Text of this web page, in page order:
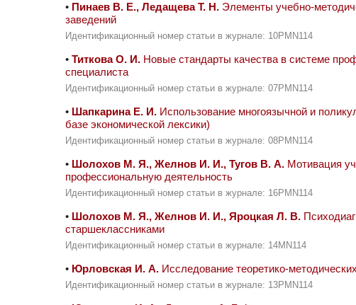
• Пинаев В. Е., Ледащева Т. Н. Элементы учебно-
заведений
Идентификационный номер статьи в журнале: 10PMN114
• Титкова О. И. Новые стандарты качества в системе
специалиста
Идентификационный номер статьи в журнале: 07PMN114
• Шапкарина Е. И. Использование многоязычной и
базе экономической лексики)
Идентификационный номер статьи в журнале: 08PMN114
• Шолохов М. Я., Желнов И. И., Тугов В. А. Мотивация
профессиональную деятельность
Идентификационный номер статьи в журнале: 16PMN114
• Шолохов М. Я., Желнов И. И., Яроцкая Л. В.
старшеклассниками
Идентификационный номер статьи в журнале: 14MN114
• Юрловская И. А. Исследование теоретико-
Идентификационный номер статьи в журнале: 13PMN114